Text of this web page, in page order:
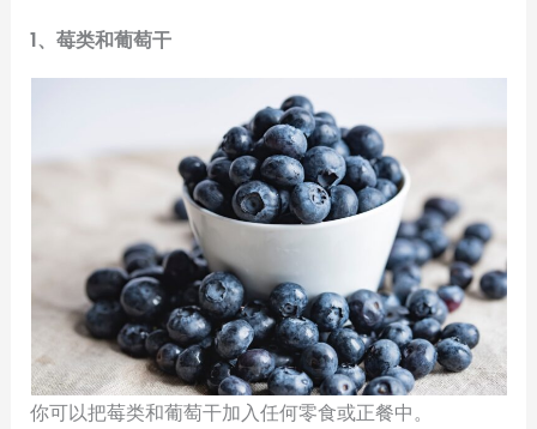
1、莓类和葡萄干
你可以把莓类和葡萄干加入任何零食或正餐中。